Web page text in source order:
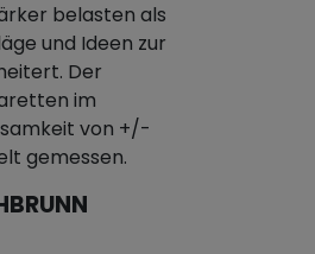
belasten als
und Ideen zur
Der
im
von +/-
gemessen.